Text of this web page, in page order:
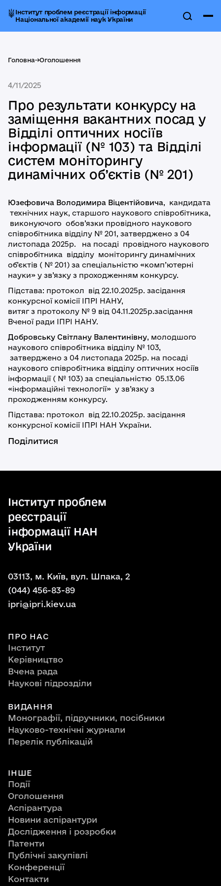
Інститут проблем реєстрації інформації
Національної академії наук України
Головна->Оголошення
4/11/2025
Про результати конкурсу на
заміщення вакантних посад у
Відділі оптичних носіїв
інформації (№ 103) та Відділі
систем моніторингу
динамічних об’єктів (№ 201)
Юзефовича Володимира Віцентійовича, кандидата
технічних наук, старшого наукового співробітника,
виконуючого обов’язки провідного наукового
співробітника відділу № 201, затверджено з 04
листопада 2025р. на посаді провідного наукового
співробітника відділу моніторингу динамічних
об’єктів ( № 201) за спеціальністю «комп’ютерні
науки» у зв’язку з проходженням конкурсу.
Підстава: протокол від 22.10.2025р. засідання
конкурсної комісії ІПРІ НАНУ,
витяг з протоколу № 9 від 04.11.2025р.засідання
Вченої ради ІПРІ НАНУ.
Добровську Світлану Валентинівну, молодшого
наукового співробітника відділу № 103,
затверджено з 04 листопада 2025р. на посаді
наукового співробітника відділу оптичних носіїв
інформації ( № 103) за спеціальністю 05.13.06
«інформаційні технології» у зв’язку з
проходженням конкурсу.
Підстава: протокол від 22.10.2025р. засідання
конкурсної комісії ІПРІ НАН України.
Поділитися
Інститут проблем
реєстрації
інформації НАН
України
03113, м. Київ, вул. Шпака, 2
(044) 456-83-89
ipri@ipri.kiev.ua
ПРО НАС
Інститут
Керівництво
Вчена рада
Наукові підрозділи
ВИДАННЯ
Монографії, підручники, посібники
Науково-технічні журнали
Перелік публікацій
ІНШЕ
Події
Оголошення
Аспірантура
Новини аспірантури
Дослідження і розробки
Патенти
Публічні закупівлі
Конференції
Контакти